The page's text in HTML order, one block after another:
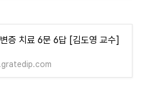
증 치료 6문 6답 [김도영 교수]